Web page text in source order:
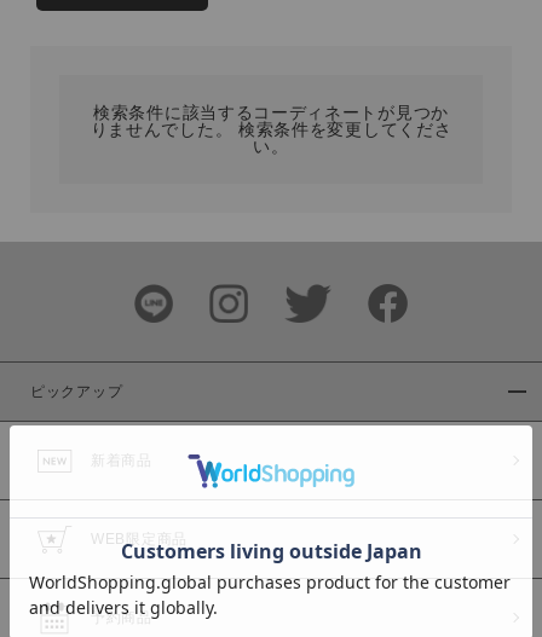
ブランド
カラー
検索条件に該当するコーディネートが見つか
りませんでした。 検索条件を変更してくださ
い。
ピックアップ
新着商品
WEB限定商品
予約商品